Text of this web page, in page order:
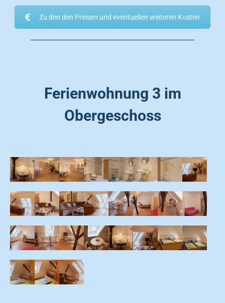
Zu den den Preisen und eventuellen weiteren Kosten
Ferienwohnung 3 im
Obergeschoss